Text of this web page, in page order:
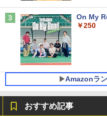
Anker
ラック
On My
￥250
Amazonラ
おすすめ記事